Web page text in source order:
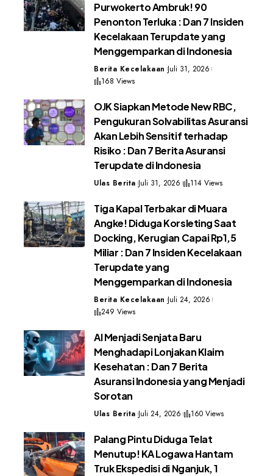
Purwokerto Ambruk! 90
Penonton Terluka : Dan 7 Insiden
Kecelakaan Terupdate yang
Menggemparkan di Indonesia
Berita Kecelakaan Juli 31, 2026
168 Views
OJK Siapkan Metode New RBC,
Pengukuran Solvabilitas Asuransi
Akan Lebih Sensitif terhadap
Risiko : Dan 7 Berita Asuransi
Terupdate di Indonesia
Ulas Berita Juli 31, 2026 114 Views
Tiga Kapal Terbakar di Muara
Angke! Diduga Korsleting Saat
Docking, Kerugian Capai Rp1,5
Miliar : Dan 7 Insiden Kecelakaan
Terupdate yang
Menggemparkan di Indonesia
Berita Kecelakaan Juli 24, 2026
249 Views
AI Menjadi Senjata Baru
Menghadapi Lonjakan Klaim
Kesehatan : Dan 7 Berita
Asuransi Indonesia yang Menjadi
Sorotan
Ulas Berita Juli 24, 2026 160 Views
Palang Pintu Diduga Telat
Menutup! KA Logawa Hantam
Truk Ekspedisi di Nganjuk, 1